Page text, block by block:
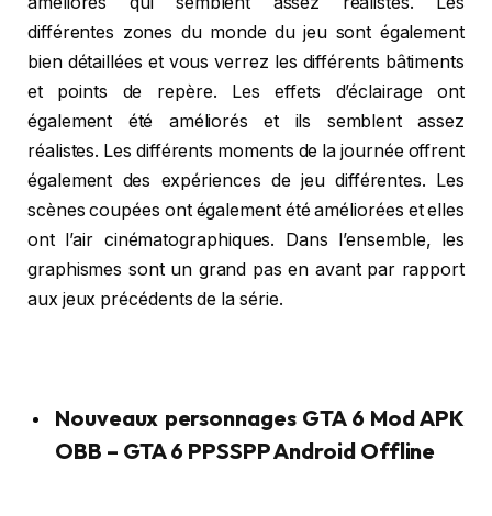
différentes zones du monde du jeu sont également
bien détaillées et vous verrez les différents bâtiments
et points de repère. Les effets d’éclairage ont
également été améliorés et ils semblent assez
réalistes. Les différents moments de la journée offrent
également des expériences de jeu différentes. Les
scènes coupées ont également été améliorées et elles
ont l’air cinématographiques. Dans l’ensemble, les
graphismes sont un grand pas en avant par rapport
aux jeux précédents de la série.
Nouveaux personnages GTA 6 Mod APK
OBB – GTA 6 PPSSPP Android Offline